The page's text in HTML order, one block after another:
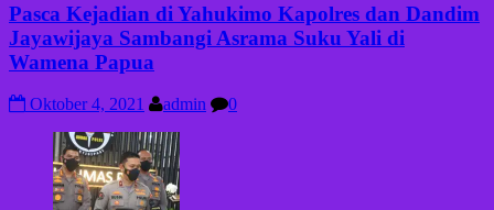
Pasca Kejadian di Yahukimo Kapolres dan Dandim
Jayawijaya Sambangi Asrama Suku Yali di
Wamena Papua
Oktober 4, 2021 admin 0